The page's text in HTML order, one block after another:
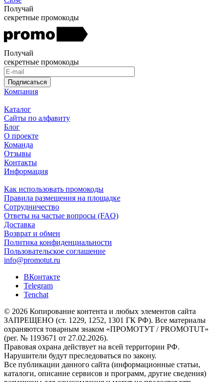
Получай
секретные промокоды
Получай
секретные промокоды
Подписаться
Компания
Каталог
Сайты по алфавиту
Блог
О проекте
Команда
Отзывы
Контакты
Информация
Как использовать промокоды
Правила размещения на площадке
Сотрудничество
Ответы на частые вопросы (FAQ)
Доставка
Возврат и обмен
Политика конфиденциальности
Пользовательское соглашение
info@promotut.ru
ВКонтакте
Telegram
Tenchat
© 2026 Копирование контента и любых элементов сайта
ЗАПРЕЩЕНО (ст. 1229, 1252, 1301 ГК РФ). Все материалы
охраняются товарным знаком «ПРОМОТУТ / PROMOTUT»
(рег. № 1193671 от 27.02.2026).
Правовая охрана действует на всей территории РФ.
Нарушители будут преследоваться по закону.
Все публикации данного сайта (информационные статьи,
каталоги, описание сервисов и программ, другие сведения)